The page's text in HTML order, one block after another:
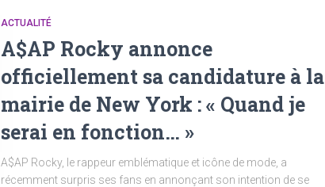
ACTUALITÉ
A$AP Rocky annonce
officiellement sa candidature à la
mairie de New York : « Quand je
serai en fonction… »
A$AP Rocky, le rappeur emblématique et icône de mode, a
récemment surpris ses fans en annonçant son intention de se